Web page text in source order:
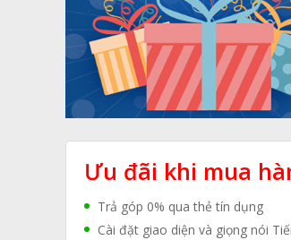
Ưu đãi khi mua
Trả góp 0% qua thẻ tín dụng
Cài đặt giao diện và giọng nói